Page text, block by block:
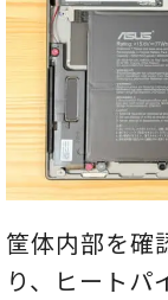
筐体内部を確
り、ヒートパ